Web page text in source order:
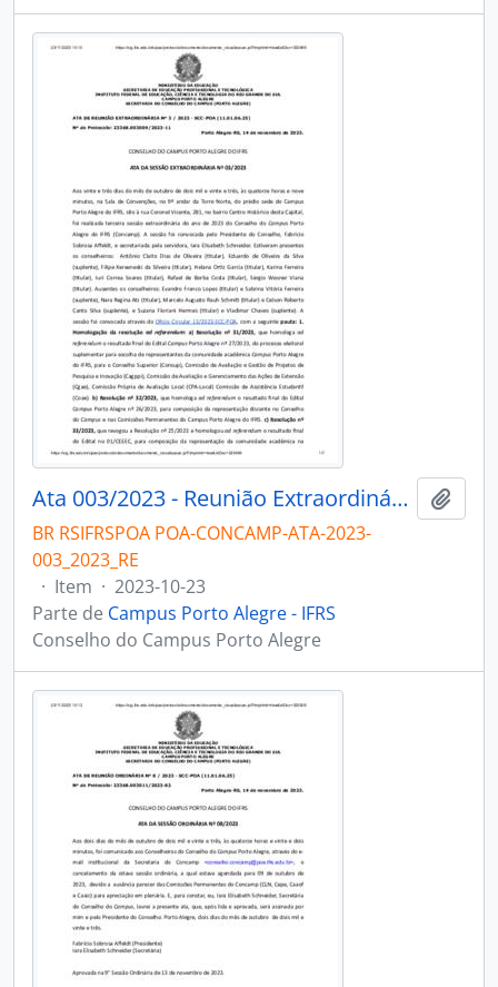
Ata 003/2023 - Reunião Extraordinária
BR RSIFRSPOA POA-CONCAMP-ATA-2023-
003_2023_RE
· Item · 2023-10-23
Parte de Campus Porto Alegre - IFRS
Conselho do Campus Porto Alegre